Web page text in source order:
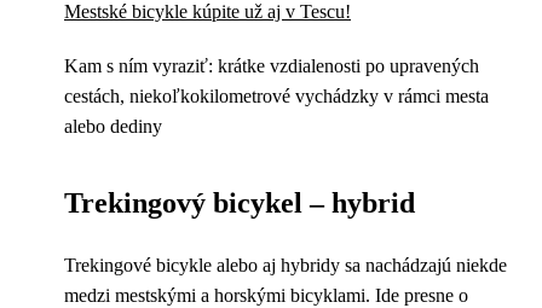
Mestské bicykle kúpite už aj v Tescu!
Kam s ním vyraziť: krátke vzdialenosti po upravených
cestách, niekoľkokilometrové vychádzky v rámci mesta
alebo dediny
Trekingový bicykel – hybrid
Trekingové bicykle alebo aj hybridy sa nachádzajú niekde
medzi mestskými a horskými bicyklami. Ide presne o